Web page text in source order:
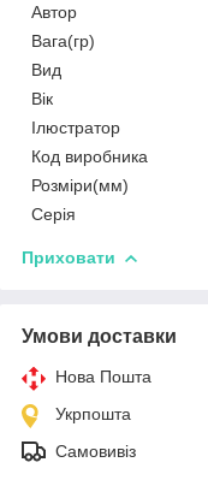
Автор
Вага(гр)
Вид
Вік
Ілюстратор
Код виробника
Розміри(мм)
Серія
Приховати
Умови доставки
Нова Пошта
Укрпошта
Самовивіз